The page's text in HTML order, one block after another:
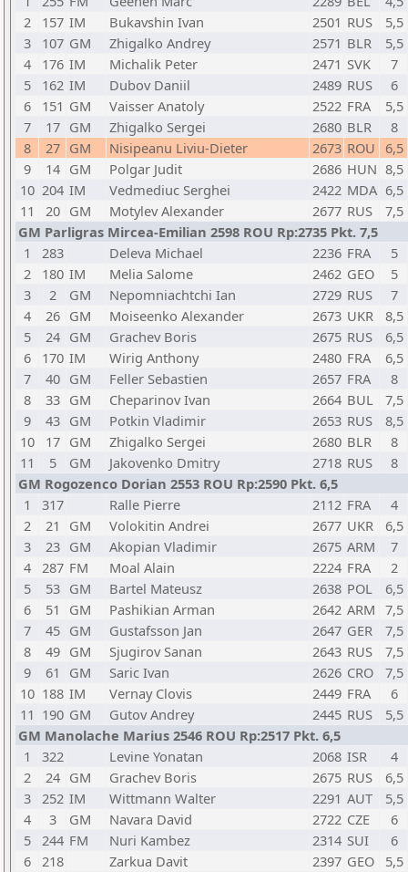
2
157 IM Bukavshin Ivan 2501 RUS
5,5
3
107 GM Zhigalko Andrey 2571 BLR
5,5
4
176 IM Michalik Peter 2471 SVK
7
5
162 IM Dubov Daniil 2489 RUS
6
6
151 GM Vaisser Anatoly 2522 FRA
5,5
7
17 GM Zhigalko Sergei 2680 BLR
8
8
27 GM Nisipeanu Liviu-Dieter 2673 ROU 6,5
9
14 GM Polgar Judit 2686 HUN 8,5
10 204 IM Vedmediuc Serghei 2422 MDA 6,5
11
20 GM Motylev Alexander 2677 RUS
7,5
GM Parligras Mircea-Emilian 2598 ROU Rp:2735 Pkt. 7,5
1
283 Deleva Michael 2236 FRA
5
2
180 IM Melia Salome 2462 GEO
5
3
2 GM Nepomniachtchi Ian 2729 RUS
7
4
26 GM Moiseenko Alexander 2673 UKR
8,5
5
24 GM Grachev Boris 2675 RUS
6,5
6
170 IM Wirig Anthony 2480 FRA
6,5
7
40 GM Feller Sebastien 2657 FRA
8
8
33 GM Cheparinov Ivan 2664 BUL
7,5
9
43 GM Potkin Vladimir 2653 RUS
8,5
10
17 GM Zhigalko Sergei 2680 BLR
8
11
5 GM Jakovenko Dmitry 2718 RUS
8
GM Rogozenco Dorian 2553 ROU Rp:2590 Pkt. 6,5
1
317 Ralle Pierre 2112 FRA
4
2
21 GM Volokitin Andrei 2677 UKR
6,5
3
23 GM Akopian Vladimir 2675 ARM
7
4 287 FM Moal Alain 2224 FRA
2
5
53 GM Bartel Mateusz 2638 POL
6,5
6
51 GM Pashikian Arman 2642 ARM 7,5
7
45 GM Gustafsson Jan 2647 GER
7,5
8
49 GM Sjugirov Sanan 2643 RUS
7,5
9
61 GM Saric Ivan 2626 CRO
7,5
10 188 IM Vernay Clovis 2449 FRA
6
11 190 GM Gutov Andrey 2445 RUS
5,5
GM Manolache Marius 2546 ROU Rp:2517 Pkt. 6,5
1
322 Levine Yonatan 2068 ISR
4
2
24 GM Grachev Boris 2675 RUS
6,5
3 252 IM Wittmann Walter 2291 AUT
5,5
4
3 GM Navara David 2722 CZE
6
5 244 FM Nuri Kambez 2314 SUI
6
6 218 Zarkua Davit 2397 GEO 5,5